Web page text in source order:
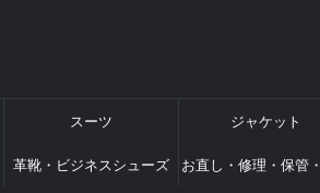
スーツ ジャケット
革靴・ビジネスシューズ お直し・修理・保管